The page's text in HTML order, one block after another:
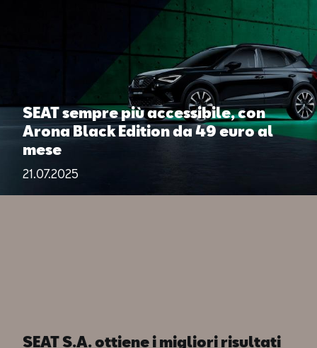
SEAT sempre più accessibile, con
Arona Black Edition da 49 euro al
mese
21.07.2025
SEAT S.A. ottiene i migliori risultati